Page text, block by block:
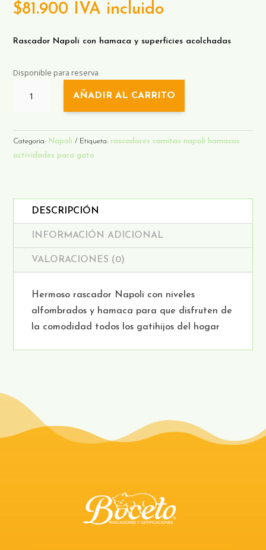
$81.900 IVA incluido
Rascador Napoli con hamaca y superficies acolchadas
Disponible para reserva
NAPOLI
CANTIDAD
AÑADIR AL CARRITO
Categoría: Napoli Etiqueta:rascadores camitas napoli hamacas
actividades para gato
DESCRIPCIÓN
INFORMACIÓN ADICIONAL
VALORACIONES (0)
Hermoso rascador Napoli con niveles
alfombrados y hamaca para que disfruten de
la comodidad todos los gatihijos del hogar